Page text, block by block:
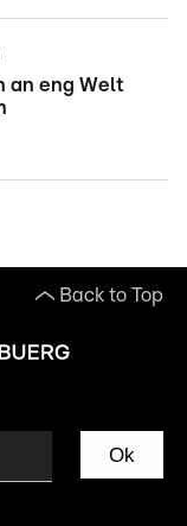
an eng Welt
Back to Top
Ok